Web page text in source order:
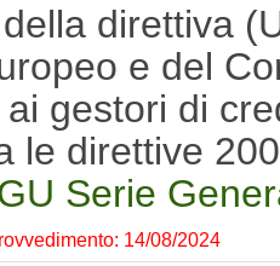
direttiva
e del
gestori di
le direttive
Serie
14/08/2024